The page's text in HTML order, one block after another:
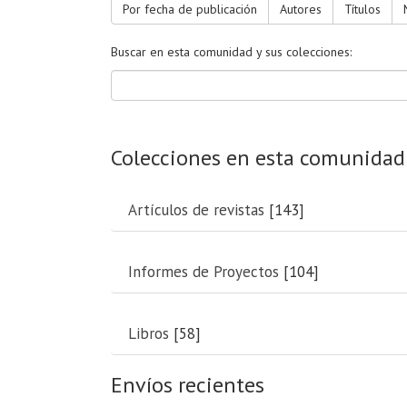
Por fecha de publicación Autores Títulos
Buscar en esta comunidad y sus colecciones:
Colecciones en esta comunidad
Artículos de revistas [143]
Informes de Proyectos [104]
Libros [58]
Envíos recientes